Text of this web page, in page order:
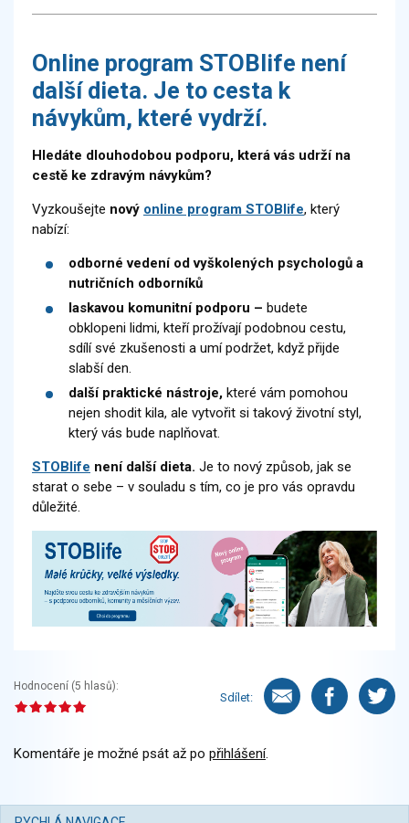
Online program STOBlife není
další dieta. Je to cesta k
návykům, které vydrží.
Hledáte dlouhodobou podporu, která vás udrží na
cestě ke zdravým návykům?
Vyzkoušejte nový online program STOBlife, který
nabízí:
odborné vedení od vyškolených psychologů a
nutričních odborníků
laskavou komunitní podporu – budete
obklopeni lidmi, kteří prožívají podobnou cestu,
sdílí své zkušenosti a umí podržet, když přijde
slabší den.
další praktické nástroje, které vám pomohou
nejen shodit kila, ale vytvořit si takový životní styl,
který vás bude naplňovat.
STOBlife není další dieta. Je to nový způsob, jak se
starat o sebe – v souladu s tím, co je pro vás opravdu
důležité.
Hodnocení (5 hlasů):
Sdílet:
Komentáře je možné psát až po přihlášení.